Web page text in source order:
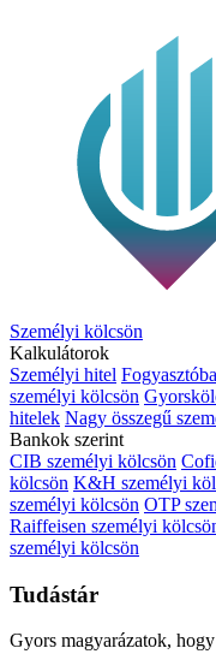
Személyi kölcsön
Kalkulátorok
Személyi hitel
személyi kölcsön
hitelek Nagy összegű
Bankok szerint
CIB személyi kölcsön
kölcsön K&H személyi
személyi kölcsön OTP
Raiffeisen személyi
személyi kölcsön
Tudástár
Gyors magyarázatok,